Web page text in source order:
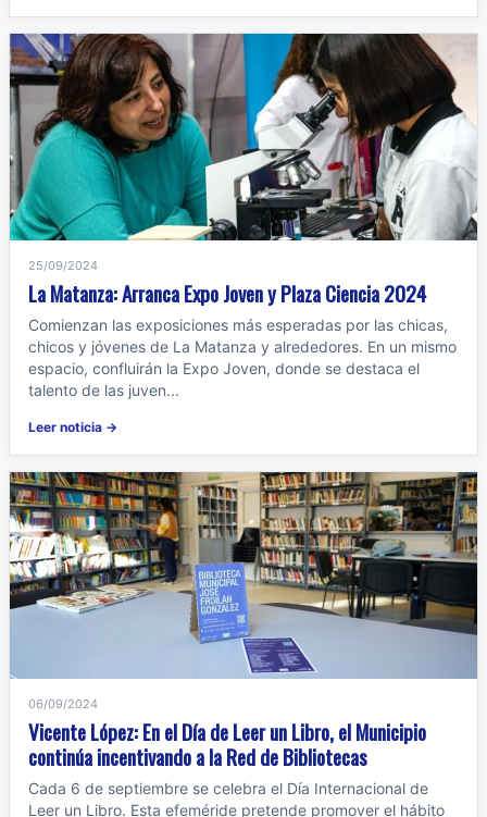
25/09/2024
La Matanza: Arranca Expo Joven y Plaza Ciencia 2024
Comienzan las exposiciones más esperadas por las chicas,
chicos y jóvenes de La Matanza y alrededores. En un mismo
espacio, confluirán la Expo Joven, donde se destaca el
talento de las juven...
Leer noticia →
06/09/2024
Vicente López: En el Día de Leer un Libro, el Municipio
continúa incentivando a la Red de Bibliotecas
Cada 6 de septiembre se celebra el Día Internacional de
Leer un Libro. Esta efeméride pretende promover el hábito